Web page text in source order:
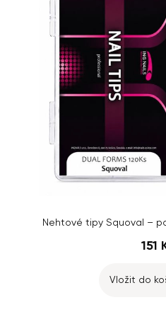
Nehtové tipy Squoval –
151
Vložit do